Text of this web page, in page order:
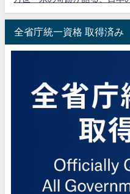
全省庁統一資格 取得済み